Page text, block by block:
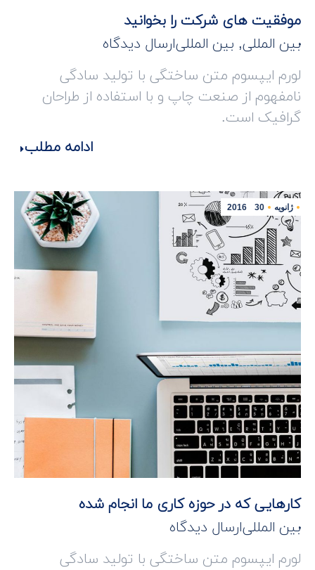
موفقیت های شرکت را بخوانید
بین المللی, بین المللیارسال دیدگاه
لورم ایپسوم متن ساختگی با تولید سادگی
نامفهوم از صنعت چاپ و با استفاده از طراحان
گرافیک است.
ادامه مطلب
ژانویه 30
2016
کارهایی که در حوزه کاری ما انجام شده
بین المللیارسال دیدگاه
لورم ایپسوم متن ساختگی با تولید سادگی